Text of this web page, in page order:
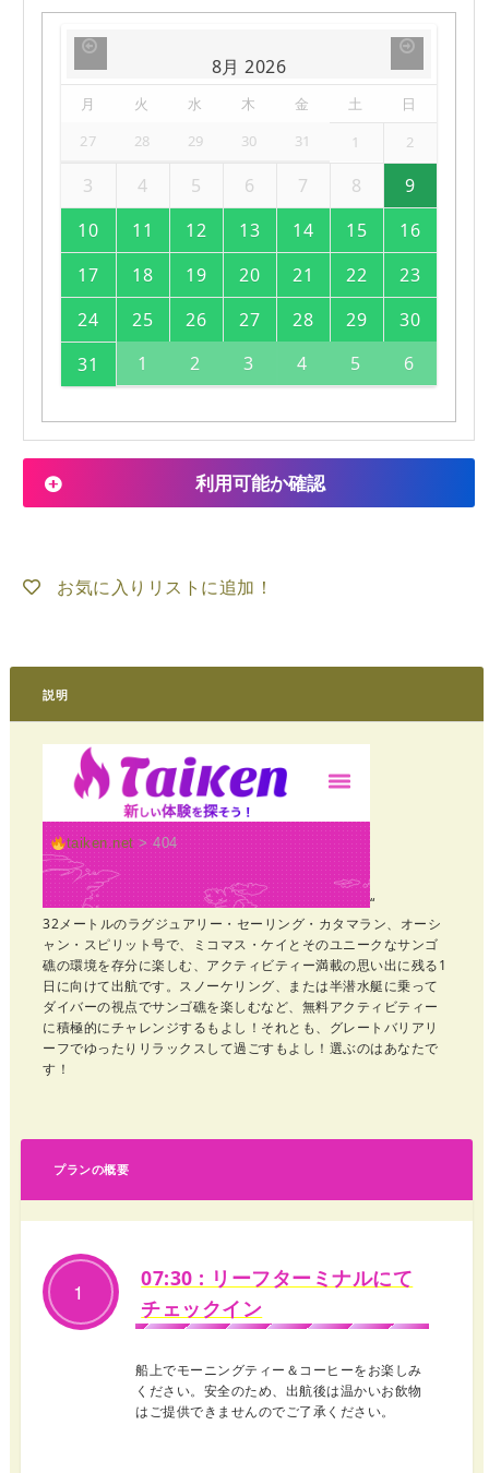
8月 2026
月 火 水 木 金 土
日
27
28 29 30 31 1 2
3 4 5 6 7 8
9
10
11 12 13 14 15
16
17
18 19 20 21 22
23
24
25 26 27 28 29
30
31
1 2 3 4 5 6
利用可能か確認
お気に入りリストに追加！
説明
“
32メートルのラグジュアリー・セーリング・カタマラン、オーシ
ャン・スピリット号で、ミコマス・ケイとそのユニークなサンゴ
礁の環境を存分に楽しむ、アクティビティー満載の思い出に残る1
日に向けて出航です。スノーケリング、または半潜水艇に乗って
ダイバーの視点でサンゴ礁を楽しむなど、無料アクティビティー
に積極的にチャレンジするもよし！それとも、グレートバリアリ
ーフでゆったりリラックスして過ごすもよし！選ぶのはあなたで
す！
プランの概要
1
07:30 : リーフターミナルにて
チェックイン
船上でモーニングティー＆コーヒーをお楽しみ
ください。安全のため、出航後は温かいお飲物
はご提供できませんのでご了承ください。